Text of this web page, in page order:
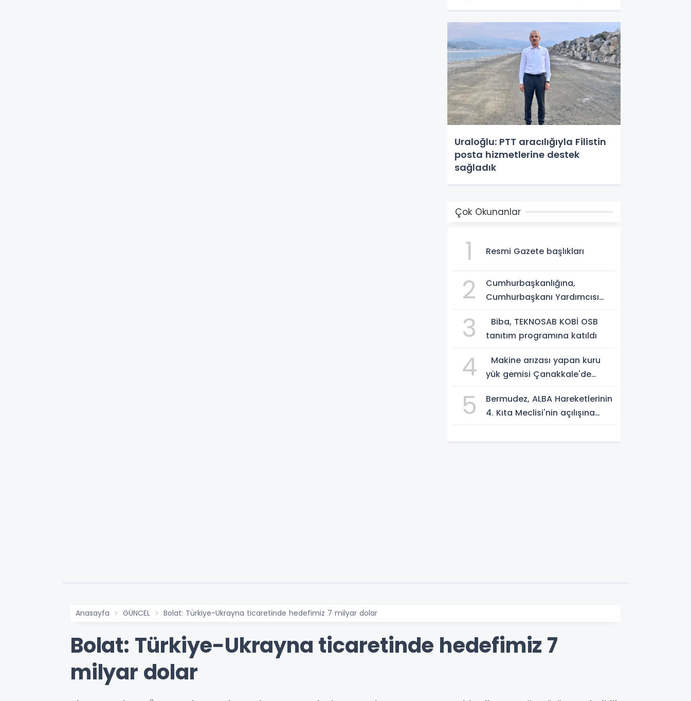
Uraloğlu: PTT aracılığıyla Filistin
posta hizmetlerine destek
sağladık
Çok Okunanlar
1 Resmi Gazete başlıkları
2
Cumhurbaşkanlığına,
Cumhurbaşkanı Yardımcısı
3
Biba, TEKNOSAB KOBİ OSB
tanıtım programına katıldı
4
Makine arızası yapan kuru
yük gemisi Çanakkale'de
5
Bermudez, ALBA Hareketlerinin
4. Kıta Meclisi'nin açılışına
Anasayfa GÜNCEL Bolat: Türkiye-Ukrayna ticaretinde hedefimiz 7 milyar dolar
Bolat: Türkiye-Ukrayna ticaretinde hedefimiz 7
milyar dolar